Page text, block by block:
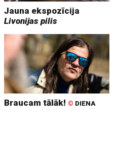
Jauna ekspozīcija
Livonijas pilis
Braucam tālāk! © DIENA